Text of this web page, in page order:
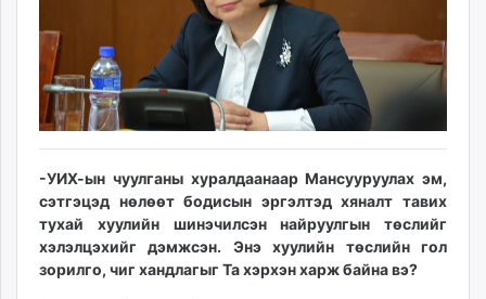
eagle.mn
ergelt.mn
zarig.mn
today.mn
mminfo.mn
ugluu.mn
urlag.mn
unen.mn
-УИХ-ын чуулганы хуралдаанаар Мансууруулах эм,
сэтгэцэд нөлөөт бодисын эргэлтэд хяналт тавих
тухай хуулийн шинэчилсэн найруулгын төслийг
хэлэлцэхийг дэмжсэн. Энэ хуулийн төслийн гол
зорилго, чиг хандлагыг Та хэрхэн харж байна вэ?